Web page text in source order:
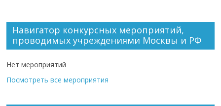
Навигатор конкурсных мероприятий,
проводимых учреждениями Москвы и РФ
Нет мероприятий
Посмотреть все мероприятия